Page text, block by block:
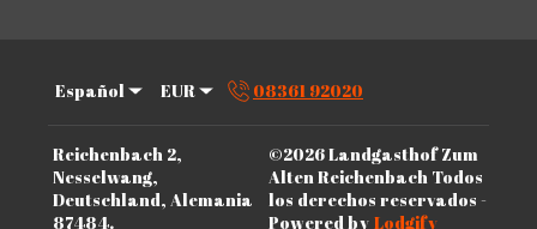
Español EUR 08361 92020
Reichenbach 2,
Nesselwang,
Deutschland, Alemania
87484.
©2026Landgasthof Zum
Alten Reichenbach Todos
los derechos reservados -
Powered by Lodgify